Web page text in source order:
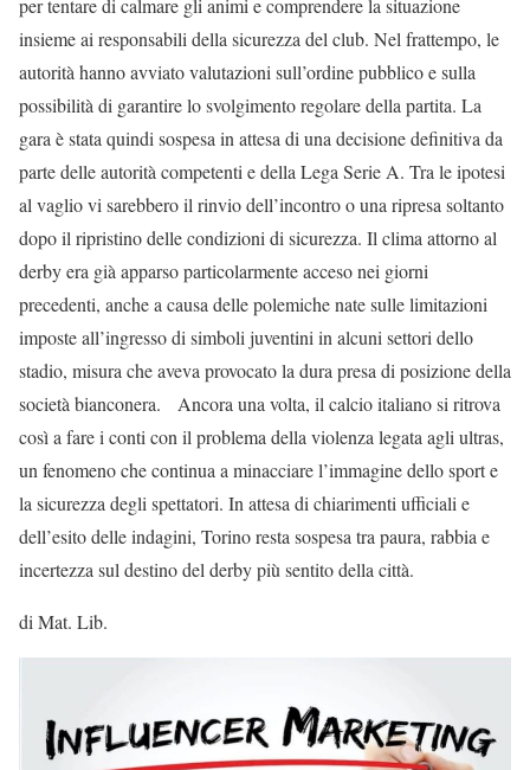
insieme ai responsabili della sicurezza del club. Nel frattempo, le
autorità hanno avviato valutazioni sull’ordine pubblico e sulla
possibilità di garantire lo svolgimento regolare della partita. La
gara è stata quindi sospesa in attesa di una decisione definitiva da
parte delle autorità competenti e della Lega Serie A. Tra le ipotesi
al vaglio vi sarebbero il rinvio dell’incontro o una ripresa soltanto
dopo il ripristino delle condizioni di sicurezza. Il clima attorno al
derby era già apparso particolarmente acceso nei giorni
precedenti, anche a causa delle polemiche nate sulle limitazioni
imposte all’ingresso di simboli juventini in alcuni settori dello
stadio, misura che aveva provocato la dura presa di posizione della
società bianconera. Ancora una volta, il calcio italiano si ritrova
così a fare i conti con il problema della violenza legata agli ultras,
un fenomeno che continua a minacciare l’immagine dello sport e
la sicurezza degli spettatori. In attesa di chiarimenti ufficiali e
dell’esito delle indagini, Torino resta sospesa tra paura, rabbia e
incertezza sul destino del derby più sentito della città.
di Mat. Lib.